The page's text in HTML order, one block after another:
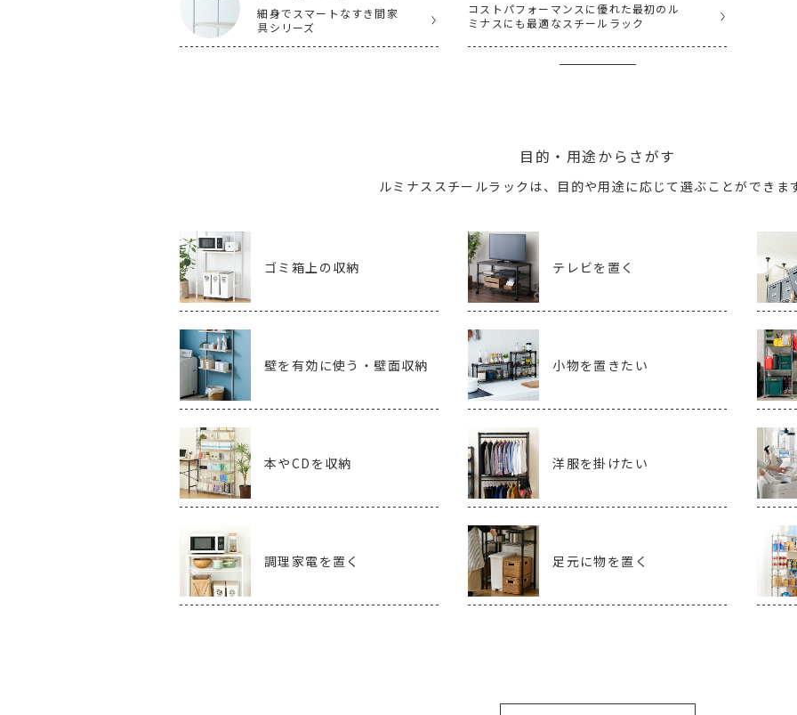
細身でスマートなすき間家
具シリーズ
コストパフォーマンスに優れた最初のル
ミナスにも最適なスチールラック
目的・用途からさがす
ルミナススチールラックは、 目的や用途に応じて選ぶことができま
ゴミ箱上の収納 テレビを置く
壁を有効に使う・壁面収納 小物を置きたい
本やCDを収納 洋服を掛けたい
調理家電を置く 足元に物を置く